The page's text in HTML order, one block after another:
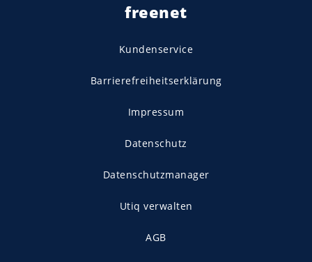
freenet
Kundenservice
Barrierefreiheitserklärung
Impressum
Datenschutz
Datenschutzmanager
Utiq verwalten
AGB